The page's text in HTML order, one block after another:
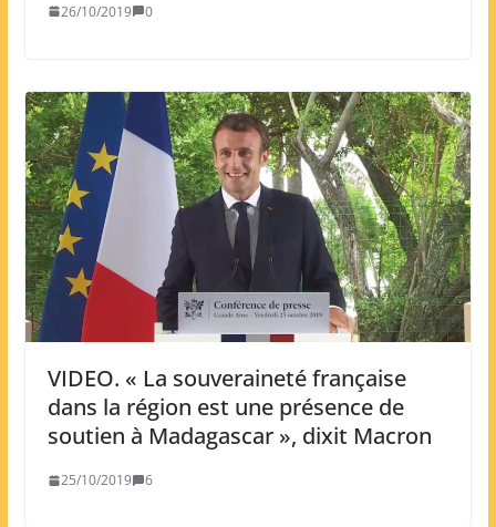
26/10/2019 0
VIDEO. « La souveraineté française
dans la région est une présence de
soutien à Madagascar », dixit Macron
25/10/2019 6